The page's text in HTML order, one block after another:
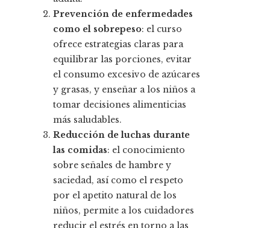
Prevención de enfermedades
como el sobrepeso: el curso
ofrece estrategias claras para
equilibrar las porciones, evitar
el consumo excesivo de azúcares
y grasas, y enseñar a los niños a
tomar decisiones alimenticias
más saludables.
Reducción de luchas durante
las comidas: el conocimiento
sobre señales de hambre y
saciedad, así como el respeto
por el apetito natural de los
niños, permite a los cuidadores
reducir el estrés en torno a las